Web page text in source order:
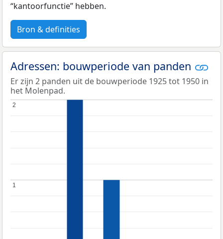
“kantoorfunctie” hebben.
Bron & definities
Adressen: bouwperiode van panden
Er zijn 2 panden uit de bouwperiode 1925 tot 1950 in
het Molenpad.
1
1
2
2